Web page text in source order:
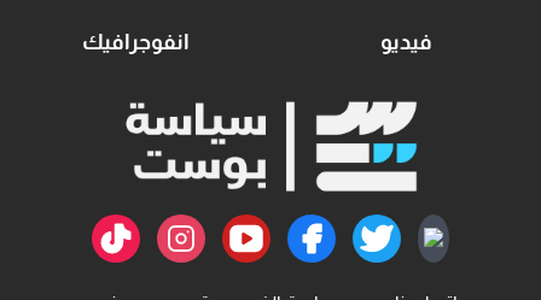
فيديو انفوجرافيك